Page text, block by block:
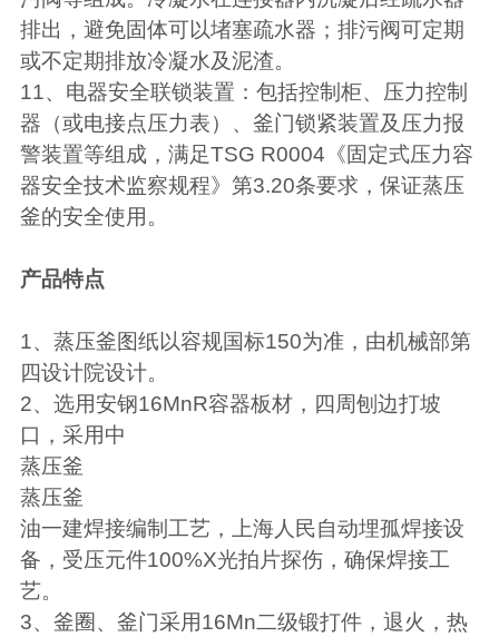
排出，避免固体可以堵塞疏水器；排污阀可定期
或不定期排放冷凝水及泥渣。
11、电器安全联锁装置：包括控制柜、压力控制
器（或电接点压力表）、釜门锁紧装置及压力报
警装置等组成，满足TSG R0004 《固定式压力容
器安全技术监察规程》第3.20条要求，保证蒸压
釜的安全使用。
产品特点
1、 蒸压釜 图纸以容规国标150为准，由机械部第
四设计院设计。
2、选用安钢16MnR容器板材，四周刨边打坡
口，采用中
蒸压釜
蒸压釜
油一建焊接编制工艺，上海人民自动埋孤焊接设
备，受压元件100%X光拍片探伤，确保焊接工
艺。
3、釜圈、釜门采用16Mn二级锻打件，退火，热